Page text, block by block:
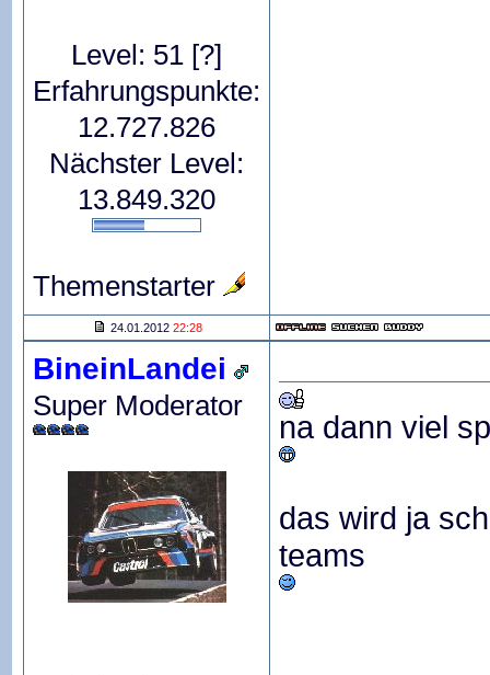
Level: 51 [?]
Erfahrungspunkte:
12.727.826
Nächster Level:
13.849.320
Themenstarter
24.01.2012 22:28
BineinLandei
Super Moderator
na dann viel
das wird ja
teams